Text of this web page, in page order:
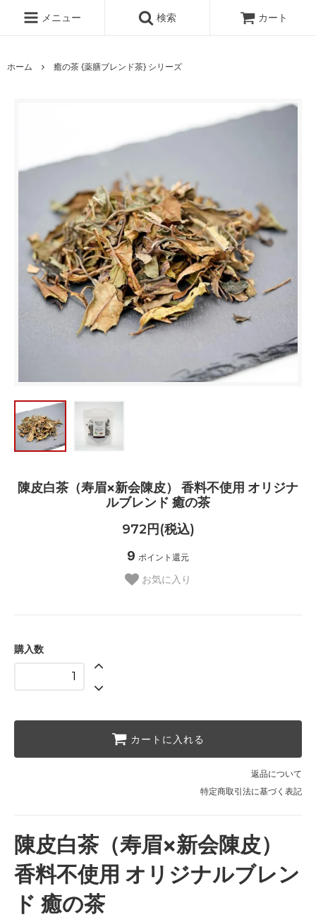
メニュー 検索 カート
ホーム 癒の茶 {薬膳ブレンド茶} シリーズ
陳皮白茶（寿眉×新会陳皮） 香料不使用 オリジナ
ルブレンド 癒の茶
972円(税込)
9 ポイント還元
お気に入り
購入数
カートに入れる
返品について
特定商取引法に基づく表記
陳皮白茶（寿眉×新会陳皮）
香料不使用 オリジナルブレン
ド 癒の茶